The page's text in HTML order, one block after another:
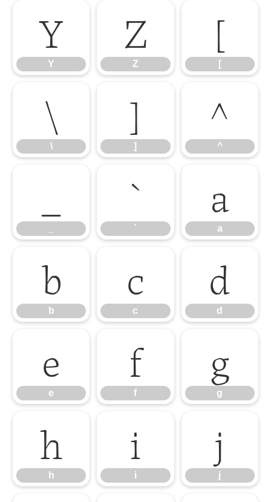
Y
Y
Z
Z
[
[
\
\
]
]
^
^
`
`
a
a
b
b
c
c
d
d
e
e
f
f
g
g
h
h
i
i
j
j